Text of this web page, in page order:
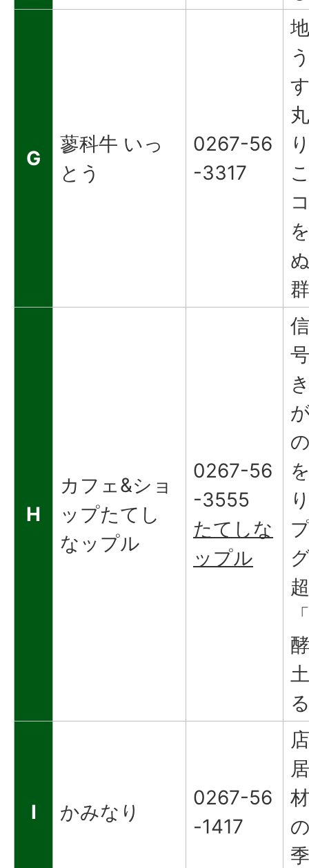
G
蓼科牛 いっ
とう
0267-56
-3317
H
カフェ&ショ
ップたてし
なップル
0267-56
-3555
たてしな
ップル
I かみなり
0267-56
-1417